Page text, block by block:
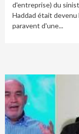
d'entreprise) du
Haddad était devenu
paravent d'une...